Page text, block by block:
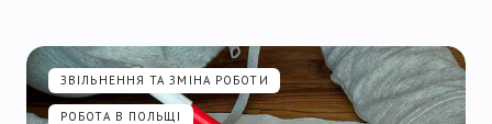
ЗВІЛЬНЕННЯ ТА ЗМІНА РОБОТИ
РОБОТА В ПОЛЬЩІ